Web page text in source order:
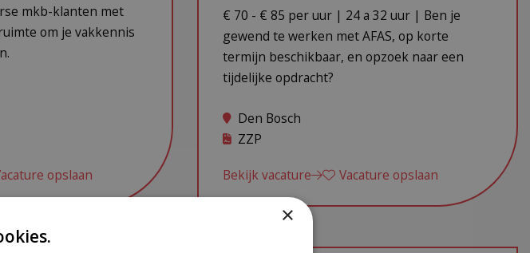
mkb-klanten met
om je vakkennis
opslaan
€ 70 - € 85 per uur | 24 a 32 uur | Ben je
gewend te werken met AFAS, op korte
termijn beschikbaar, en opzoek naar een
tijdelijke opdracht?
Den Bosch
ZZP
Bekijk vacature Vacature opslaan
×